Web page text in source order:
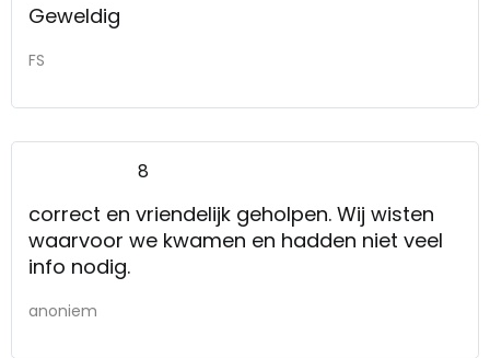
Geweldig
FS
8
correct en vriendelijk geholpen. Wij wisten
waarvoor we kwamen en hadden niet veel
info nodig.
anoniem